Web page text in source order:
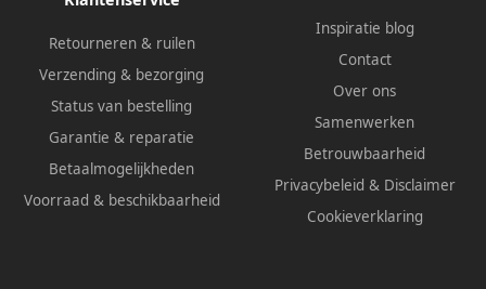
Retourneren & ruilen
Verzending & bezorging
Status van bestelling
Garantie & reparatie
Betaalmogelijkheden
Voorraad & beschikbaarheid
Inspiratie blog
Contact
Over ons
Samenwerken
Betrouwbaarheid
Privacybeleid & Disclaimer
Cookieverklaring